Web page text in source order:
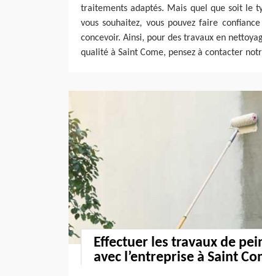
traitements adaptés. Mais quel que soit le
vous souhaitez, vous pouvez faire
concevoir. Ainsi, pour des travaux en
qualité à Saint Come, pensez à contacter
Effectuer les travaux de
avec l’entreprise à Saint